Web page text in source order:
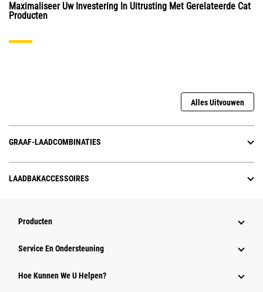
Maximaliseer Uw Investering In Uitrusting Met Gerelateerde Cat
Producten
Alles Uitvouwen
GRAAF-LAADCOMBINATIES
LAADBAKACCESSOIRES
Producten
Service En Ondersteuning
Hoe Kunnen We U Helpen?